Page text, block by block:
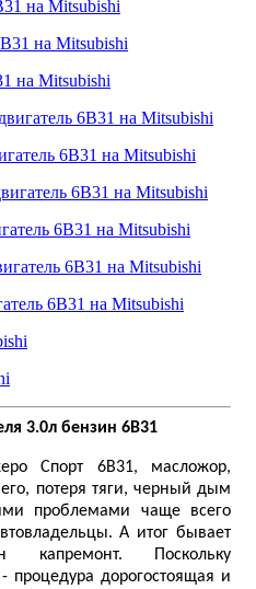
на Mitsubishi
на Mitsubishi
6B31 на Mitsubishi
6B31 на Mitsubishi
6B31 на Mitsubishi
3.0л бензин 6B31
Спорт 6B31, масложор,
потеря тяги, черный дым
проблемами чаще всего
А итог бывает
капремонт. Поскольку
процедура дорогостоящая и